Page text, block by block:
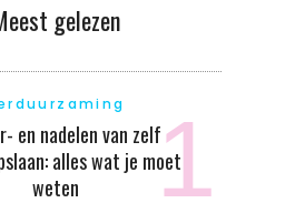
gelezen
en nadelen van zelf
alles wat je moet
weten